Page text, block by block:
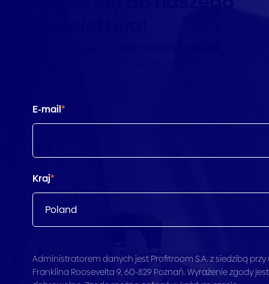
E-mail*
Kraj*
Administratorem danych jest Profitroom S.A. z siedzibą przy
Franklina Roosevelta 9, 60-829 Poznań. Wyrażenie zgody jest